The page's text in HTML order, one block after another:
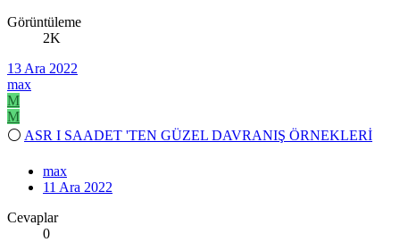
Görüntüleme
2K
13 Ara 2022
max
M
M
⚪ ASR I SAADET 'TEN GÜZEL DAVRANIŞ ÖRNEKLERİ
max
11 Ara 2022
Cevaplar
0